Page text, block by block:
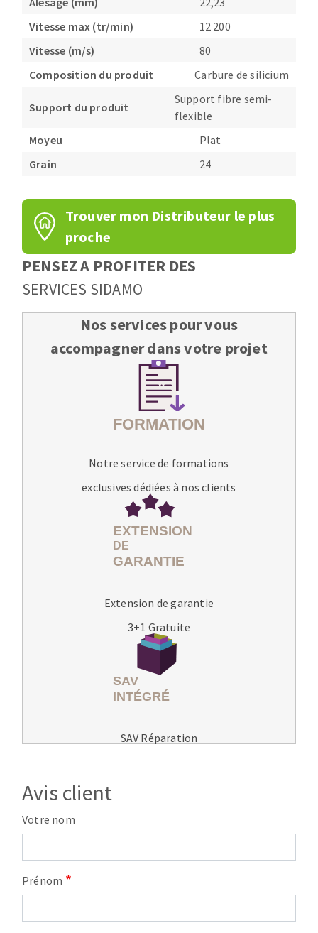
Vitesse max (tr/min)
12 200
Vitesse (m/s)
80
Composition du produit
Carbure de silicium
Support du produit
Support fibre semi-
flexible
Moyeu
Plat
Grain
24
Trouver mon Distributeur le plus
proche
PENSEZ A PROFITER DES
SERVICES SIDAMO
Nos services pour vous
accompagner dans votre projet
Notre service de formations
exclusives dédiées à nos clients
Extension de garantie
3+1 Gratuite
SAV Réparation
Avis client
Votre nom
Prénom